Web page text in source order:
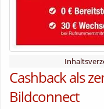
Cashback als
Bildconnect